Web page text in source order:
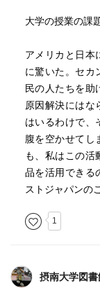
大学の授業の課
アメリカと日本
に驚いた。セカ
民の人たちを助
原因解決にはな
はいるわけで、
腹を空かせてし
も、私はこの活
品を活用できる
ストジャパンの
1
摂南大学図